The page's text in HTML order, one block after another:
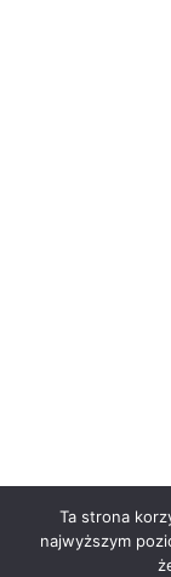
Ta strona
najwyższym